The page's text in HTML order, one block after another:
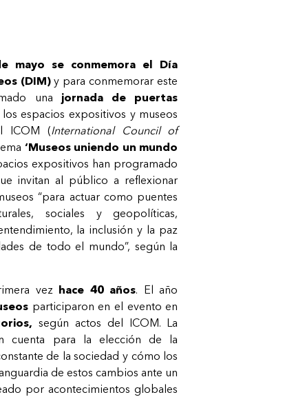
mayo se conmemora el Día
(DIM)y para conmemorar este
una jornada de puertas
espacios expositivos y museos
ICOM (International Council of
‘Museos uniendo un mundo
expositivos han programado
invitan al público a reflexionar
“para actuar como puentes
sociales y geopolíticas,
la inclusión y la paz
de todo el mundo”, según la
vez hace 40 años. El año
participaron en el evento en
según actos del ICOM. La
cuenta para la elección de la
de la sociedad y cómo los
de estos cambios ante un
por acontecimientos globales